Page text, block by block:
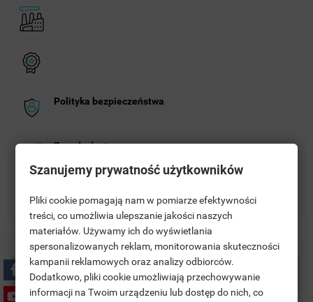
Polityka bezpieczeństwa
Zasady dostawy
Description
MOJE LISTY ŻYCZEŃ
((TITLE))
((LABEL))
SIGN IN
YOU NEED TO BE LOGGED IN TO SAVE PRODUCTS IN YOUR
WISHLIST.
Szanujemy prywatność użytkowników
Pliki cookie pomagają nam w pomiarze efektywności
treści, co umożliwia ulepszanie jakości naszych
materiałów. Używamy ich do wyświetlania
spersonalizowanych reklam, monitorowania skuteczności
kampanii reklamowych oraz analizy odbiorców.
Dodatkowo, pliki cookie umożliwiają przechowywanie
informacji na Twoim urządzeniu lub dostęp do nich, co